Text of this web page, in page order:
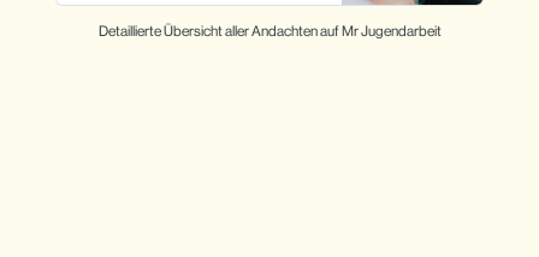
Detaillierte Übersicht aller Andachten auf Mr Jugendarbeit